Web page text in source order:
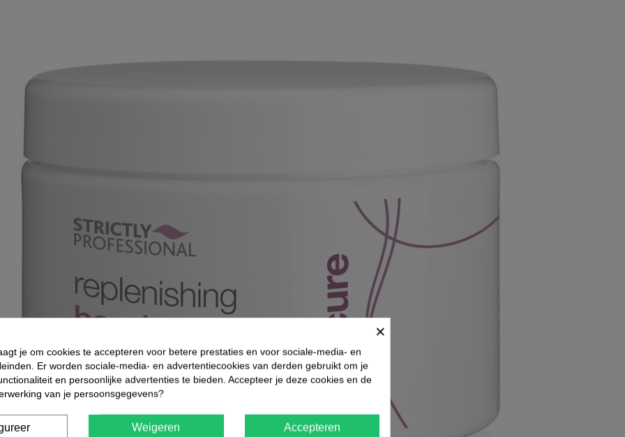
×
je om cookies te accepteren voor betere prestaties en voor sociale-media- en
Er worden sociale-media- en advertentiecookies van derden gebruikt om je
en persoonlijke advertenties te bieden. Accepteer je deze cookies en de
van je persoonsgegevens?
Weigeren Accepteren